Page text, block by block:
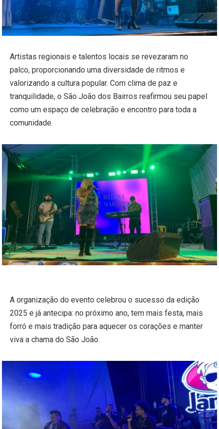
Artistas regionais e talentos locais se revezaram no
palco, proporcionando uma diversidade de ritmos e
valorizando a cultura popular. Com clima de paz e
tranquilidade, o São João dos Bairros reafirmou seu papel
como um espaço de celebração e encontro para toda a
comunidade.
A organização do evento celebrou o sucesso da edição
2025 e já antecipa: no próximo ano, tem mais festa, mais
forró e mais tradição para aquecer os corações e manter
viva a chama do São João.